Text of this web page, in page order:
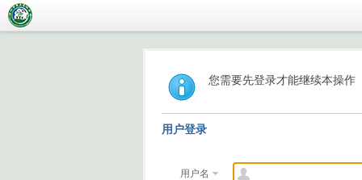
您需要先登录才能继续本操作
用户登录
用户名